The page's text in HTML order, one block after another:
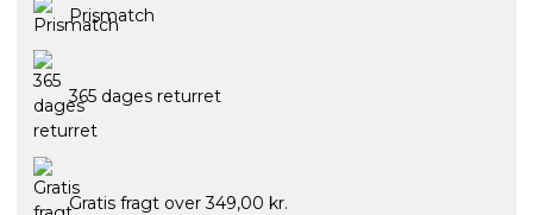
Prismatch
365 dages returret
Gratis fragt over 349,00 kr.